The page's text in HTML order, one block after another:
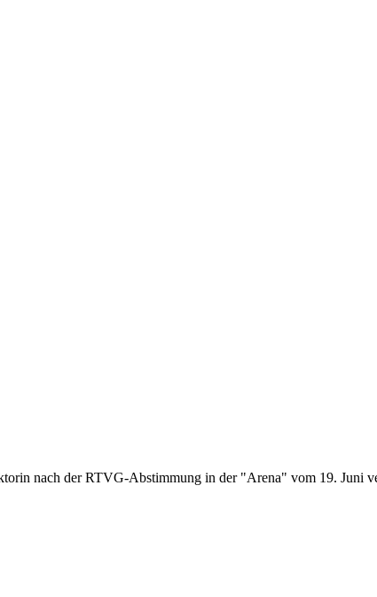
nach der RTVG-Abstimmung in der "Arena" vom 19. Juni